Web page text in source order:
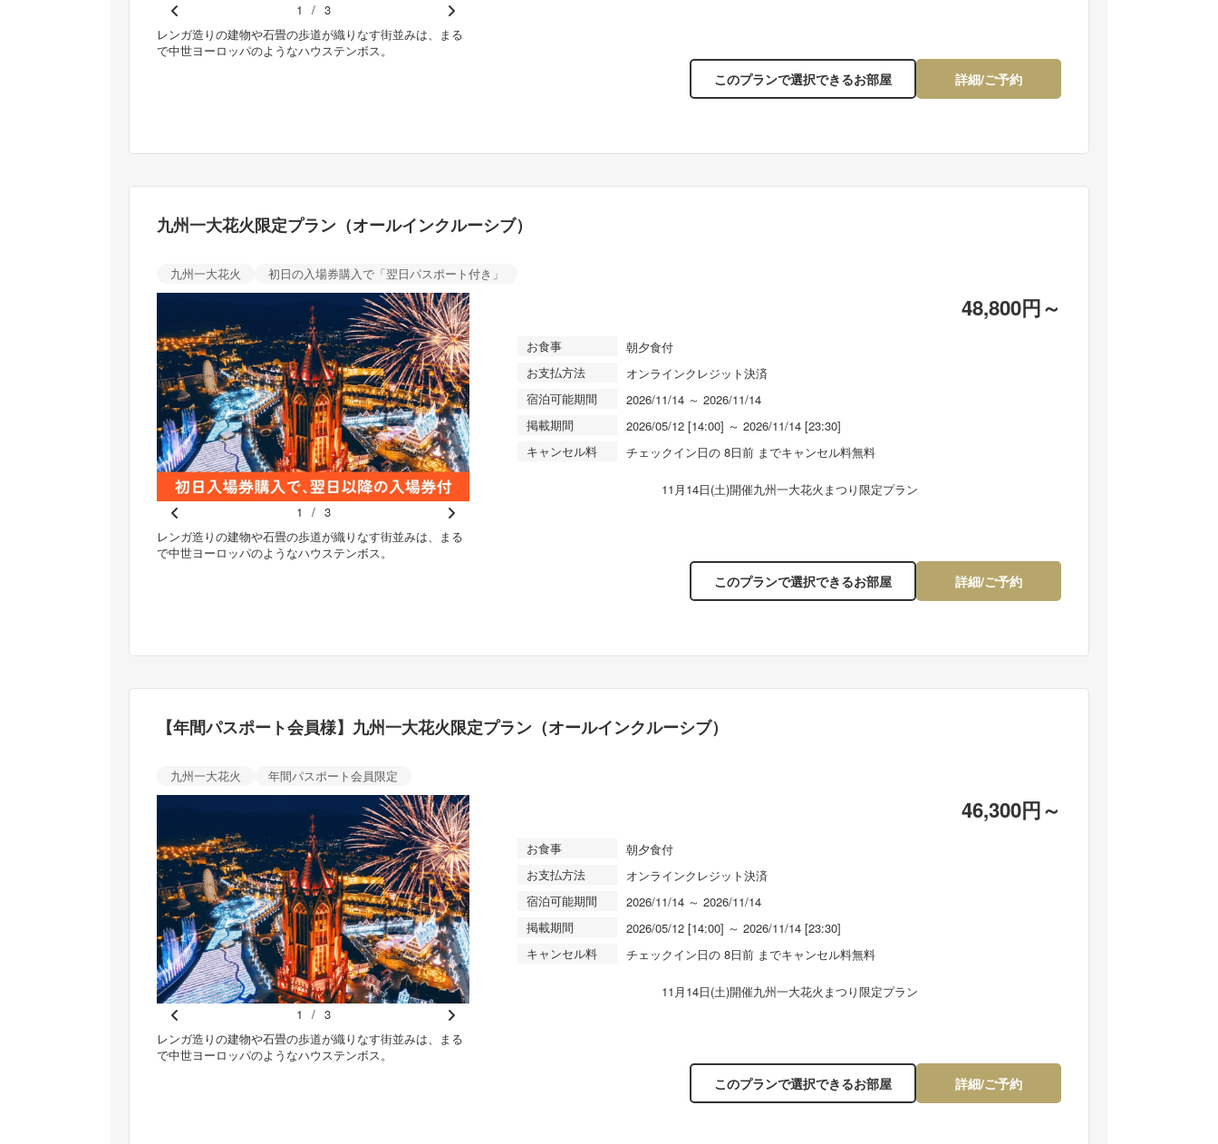
Pr
e
レンガ造りの建物や石畳の歩道が織りなす街並みは、まる
で中世ヨーロッパのようなハウステンボス。
N
1 / 3
詳細/ご予約
このプランで選択できるお部屋
九州一大花火限定プラン（オールインクルーシブ）
九州一大花火 初日の入場券購入で「翌日パスポート付き」
Pr
e
レンガ造りの建物や石畳の歩道が織りなす街並みは、まる
で中世ヨーロッパのようなハウステンボス。
N
1 / 3
48,800円～
お食事
朝夕食付
お支払方法
オンラインクレジット決済
宿泊可能期間
2026/11/14 ～ 2026/11/14
掲載期間
2026/05/12 [14:00] ～ 2026/11/14 [23:30]
キャンセル料
チェックイン日の 8日前 までキャンセル料無料
11月14日(土)開催九州一大花火まつり限定プラン
詳細/ご予約
このプランで選択できるお部屋
【年間パスポート会員様】九州一大花火限定プラン（オールインクルーシブ）
九州一大花火 年間パスポート会員限定
Pr
e
レンガ造りの建物や石畳の歩道が織りなす街並みは、まる
で中世ヨーロッパのようなハウステンボス。
N
1 / 3
46,300円～
お食事
朝夕食付
お支払方法
オンラインクレジット決済
宿泊可能期間
2026/11/14 ～ 2026/11/14
掲載期間
2026/05/12 [14:00] ～ 2026/11/14 [23:30]
キャンセル料
チェックイン日の 8日前 までキャンセル料無料
11月14日(土)開催九州一大花火まつり限定プラン
詳細/ご予約
このプランで選択できるお部屋